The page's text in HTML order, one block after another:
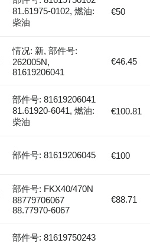
81.61975-0102, 燃油:
柴油
€50
情况: 新, 部件号:
262005N,
81619206041
€46.45
部件号: 81619206041
81.61920-6041, 燃油:
柴油
€100.81
部件号: 81619206045 €100
部件号: FKX40/470N
88779706067
88.77970-6067
€88.71
部件号: 81619750243